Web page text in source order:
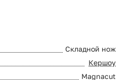
Складной нож
Кершоу
Magnacut